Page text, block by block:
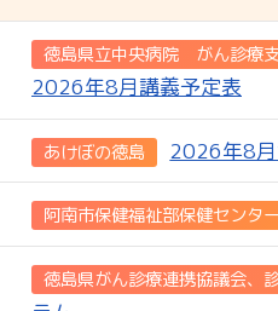
徳島県立中央病院 がん診療
2026年8月講義予定表
あけぼの徳島 2026年8
阿南市保健福祉部保健センター
徳島県がん診療連携協議会、